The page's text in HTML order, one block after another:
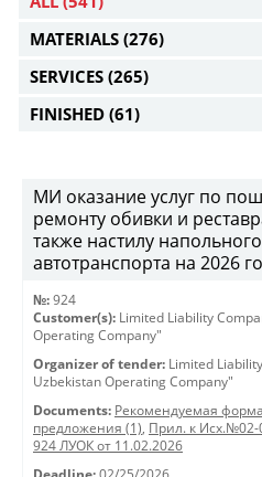
MATERIALS (276)
SERVICES (265)
FINISHED (61)
МИ оказание услуг по
ремонту обивки и
также настилу
автотранспорта на 2026
№: 924
Customer(s): Limited Liability
Operating Company"
Organizer of tender: Limited
Uzbekistan Operating Company"
Documents: Рекомендуемая
предложения (1), Прил. к Исх.№02-
924 ЛУОК от 11.02.2026